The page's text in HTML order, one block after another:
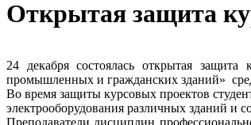
Открытая защита
24 декабря состоялась открытая
промышленных и гражданских зданий»
Во время защиты курсовых проектов
электрооборудования различных зданий и
Преподаватели дисциплин